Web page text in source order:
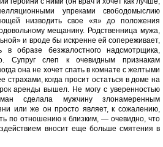
упреками свободомыслию
низводить свое «я» до положения
мещанину. Родственница мужа,
и вроде бы искренне ей сопереживает,
в образе безжалостного надсмотрщика,
Супруг слеп к очевидным признакам
она не хочет спать в комнате с желтыми
когда просит остаться в доме на
аренды вышел. Не могу с уверенностью
сделала мужчину злонамеренным
или же он просто являет, к сожалению,
по отношению к близким, — очевидно, что
вносит еще больше смятения в